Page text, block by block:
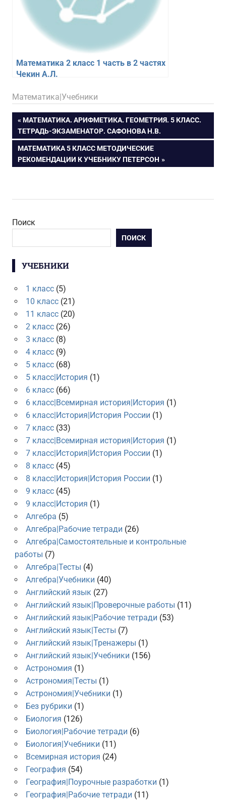
Математика 2 класс 1 часть в 2 частях
Чекин А.Л.
18.02.2026
figa
Математика|Учебники
Навигация
по
записям
ПРЕДЫДУЩАЯ
ЗАПИСЬ:
МАТЕМАТИКА. АРИФМЕТИКА. ГЕОМЕТРИЯ. 5 КЛАСС.
ТЕТРАДЬ-ЭКЗАМЕНАТОР. САФОНОВА Н.В.
СЛЕДУЮЩАЯ
ЗАПИСЬ:
МАТЕМАТИКА 5 КЛАСС МЕТОДИЧЕСКИЕ
РЕКОМЕНДАЦИИ К УЧЕБНИКУ ПЕТЕРСОН
Поиск
ПОИСК
УЧЕБНИКИ
1 класс(5)
10 класс(21)
11 класс(20)
2 класс(26)
3 класс(8)
4 класс(9)
5 класс(68)
5 класс|История (1)
6 класс(66)
6 класс|Всемирная история|История (1)
6 класс|История|История России (1)
7 класс(33)
7 класс|Всемирная история|История (1)
7 класс|История|История России (1)
8 класс(45)
8 класс|История|История России (1)
9 класс(45)
9 класс|История (1)
Алгебра (5)
Алгебра|Рабочие тетради (26)
Алгебра|Самостоятельные и контрольные
работы (7)
Алгебра|Тесты (4)
Алгебра|Учебники (40)
Английский язык(27)
Английский язык|Проверочные работы (11)
Английский язык|Рабочие тетради (53)
Английский язык|Тесты (7)
Английский язык|Тренажеры (1)
Английский язык|Учебники (156)
Астрономия (1)
Астрономия|Тесты (1)
Астрономия|Учебники (1)
Без рубрики (1)
Биология (126)
Биология|Рабочие тетради (6)
Биология|Учебники (11)
Всемирная история (24)
География (54)
География|Поурочные разработки (1)
География|Рабочие тетради (11)